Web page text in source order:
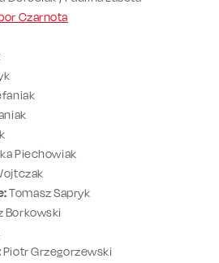
Czarnota
Piechowiak
Tomasz Sapryk
Borkowski
Piotr Grzegorzewski